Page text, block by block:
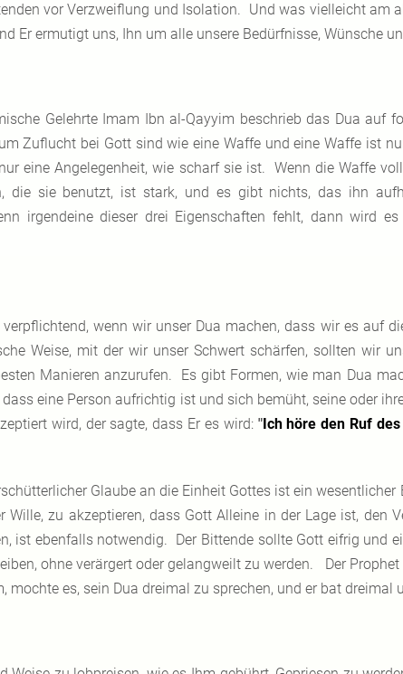
vor Verzweiflung und Isolation. Und was vielleicht am
Er ermutigt uns, Ihn um alle unsere Bedürfnisse, Wünsche
Gelehrte Imam Ibn al-Qayyim beschrieb das Dua auf
Zuflucht bei Gott sind wie eine Waffe und eine Waffe ist
eine Angelegenheit, wie scharf sie ist. Wenn die Waffe
die sie benutzt, ist stark, und es gibt nichts, das ihn
irgendeine dieser drei Eigenschaften fehlt, dann wird
wenn wir unser Dua machen, dass wir es auf
Weise, mit der wir unser Schwert schärfen, sollten wir
Manieren anzurufen. Es gibt Formen, wie man Dua
eine Person aufrichtig ist und sich bemüht, seine oder
wird, der sagte, dass Er es wird: "Ich höre den Ruf
Glaube an die Einheit Gottes ist ein
Wille, zu akzeptieren, dass Gott Alleine in der Lage ist, den
ist ebenfalls notwendig. Der Bittende sollte Gott eifrig und
ohne verärgert oder gelangweilt zu werden. Der
mochte es, sein Dua dreimal zu sprechen, und er bat dreimal